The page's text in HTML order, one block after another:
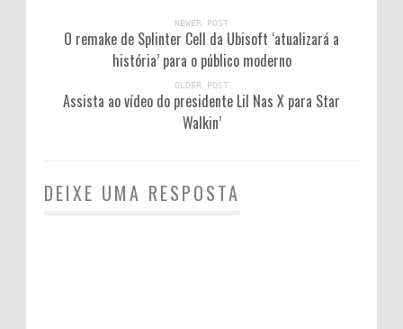
NEWER POST
O remake de Splinter Cell da Ubisoft ‘atualizará a
história’ para o público moderno
OLDER POST
Assista ao vídeo do presidente Lil Nas X para Star
Walkin’
DEIXE UMA RESPOSTA